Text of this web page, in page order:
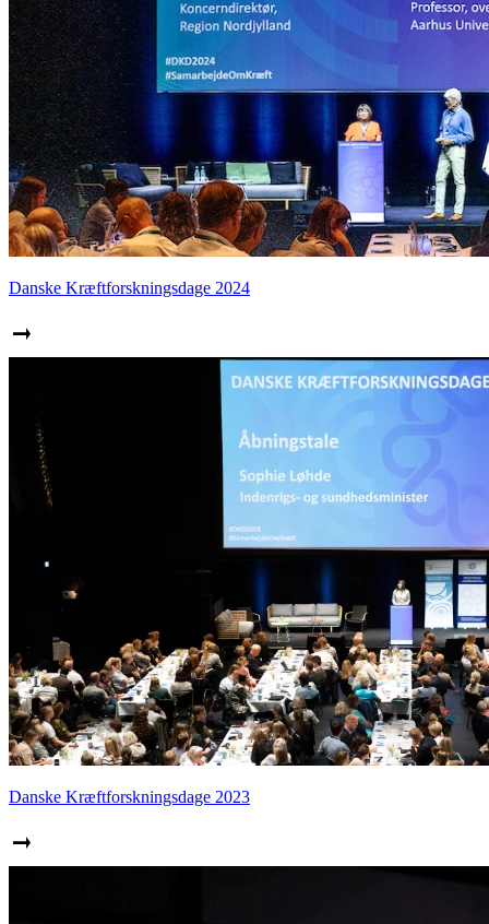
Danske Kræftforskningsdage 2024
Danske Kræftforskningsdage 2023